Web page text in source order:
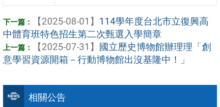
相關公告
【2025-08-01】 114學年度台北市立復興高
中體育班特色招生第二次甄選入學簡章
【2025-07-31】 國立歷史博物館辦理理「創
意學習資源開箱－行動博物館出沒基隆中！」